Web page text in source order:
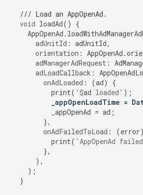
/// Load an AppOpenAd.
void loadAd()
{
AppOpenAd .
adUnitId: adUnitId,
orientation: AppOpenAd .
adManagerAdRequest:
adLoadCallback:
onAdLoaded:
(ad)
{
print( ' $ad loaded' );
_appOpenLoadTime =
_appOpenAd = ad ;
},
onAdFailedToLoad:
(error)
print( 'AppOpenAd
},
),
);
}